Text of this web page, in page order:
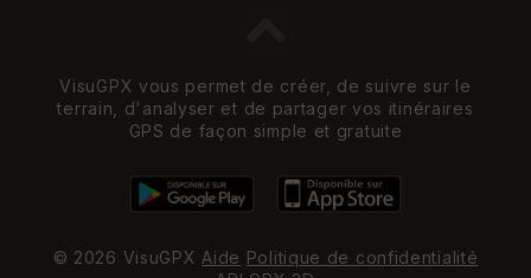
VisuGPX vous permet de créer, de suivre sur le
terrain, d'analyser et de partager vos itinéraires
GPS de façon simple et gratuite
© 2026 VisuGPX Aide Politique de confidentialité